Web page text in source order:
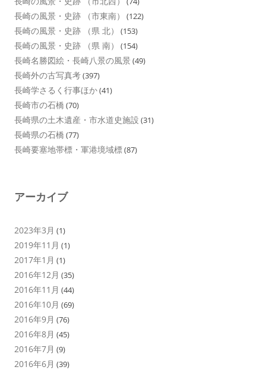
長崎の風景・史跡 （市東南） (122)
長崎の風景・史跡 （県 北） (153)
長崎の風景・史跡 （県 南） (154)
長崎名勝図絵・長崎八景の風景 (49)
長崎外の古写真考(397)
長崎学さるく行事ほか(41)
長崎市の石橋 (70)
長崎県の土木遺産・市水道史施設 (31)
長崎県の石橋 (77)
長崎要塞地帯標・軍港境域標(87)
アーカイブ
2023年3月 (1)
2019年11月 (1)
2017年1月 (1)
2016年12月 (35)
2016年11月 (44)
2016年10月 (69)
2016年9月 (76)
2016年8月 (45)
2016年7月 (9)
2016年6月 (39)